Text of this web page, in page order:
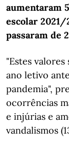
aumentaram
escolar 2021/
passaram de
"Estes
ano letivo
pandemia",
ocorrências
e injúrias e
vandalismos